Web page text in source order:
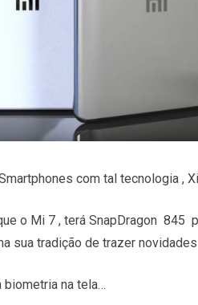
com tal tecnologia ,
o Mi 7 , terá SnapDragon 845
sua tradição de trazer
biometria na tela…